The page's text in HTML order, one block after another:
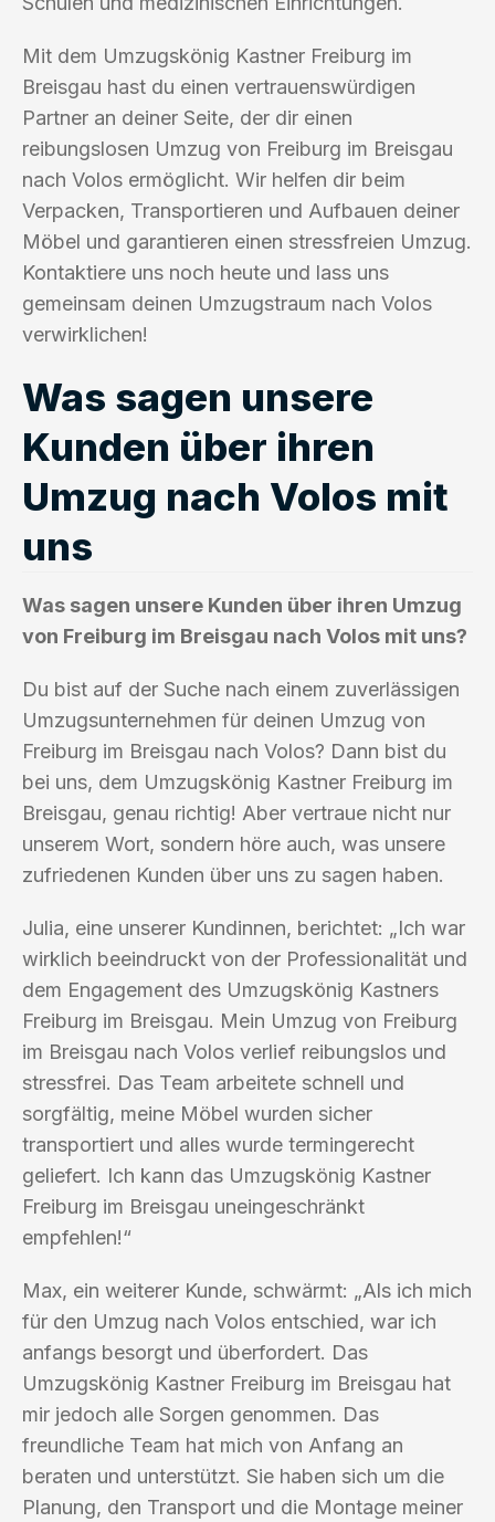
Mit dem Umzugskönig Kastner Freiburg im
Breisgau hast du einen vertrauenswürdigen
Partner an deiner Seite, der dir einen
reibungslosen Umzug von Freiburg im Breisgau
nach Volos ermöglicht. Wir helfen dir beim
Verpacken, Transportieren und Aufbauen deiner
Möbel und garantieren einen stressfreien Umzug.
Kontaktiere uns noch heute und lass uns
gemeinsam deinen Umzugstraum nach Volos
verwirklichen!
Was sagen unsere
Kunden über ihren
Umzug nach Volos mit
uns
Was sagen unsere Kunden über ihren Umzug
von Freiburg im Breisgau nach Volos mit uns?
Du bist auf der Suche nach einem zuverlässigen
Umzugsunternehmen für deinen Umzug von
Freiburg im Breisgau nach Volos? Dann bist du
bei uns, dem Umzugskönig Kastner Freiburg im
Breisgau, genau richtig! Aber vertraue nicht nur
unserem Wort, sondern höre auch, was unsere
zufriedenen Kunden über uns zu sagen haben.
Julia, eine unserer Kundinnen, berichtet: „Ich war
wirklich beeindruckt von der Professionalität und
dem Engagement des Umzugskönig Kastners
Freiburg im Breisgau. Mein Umzug von Freiburg
im Breisgau nach Volos verlief reibungslos und
stressfrei. Das Team arbeitete schnell und
sorgfältig, meine Möbel wurden sicher
transportiert und alles wurde termingerecht
geliefert. Ich kann das Umzugskönig Kastner
Freiburg im Breisgau uneingeschränkt
empfehlen!“
Max, ein weiterer Kunde, schwärmt: „Als ich mich
für den Umzug nach Volos entschied, war ich
anfangs besorgt und überfordert. Das
Umzugskönig Kastner Freiburg im Breisgau hat
mir jedoch alle Sorgen genommen. Das
freundliche Team hat mich von Anfang an
beraten und unterstützt. Sie haben sich um die
Planung, den Transport und die Montage meiner